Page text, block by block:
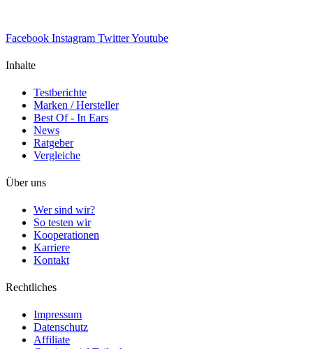
Facebook Instagram TwitterYoutube
Inhalte
Testberichte
Marken / Hersteller
Best Of - In Ears
News
Ratgeber
Vergleiche
Über uns
Wer sind wir?
So testen wir
Kooperationen
Karriere
Kontakt
Rechtliches
Impressum
Datenschutz
Affiliate